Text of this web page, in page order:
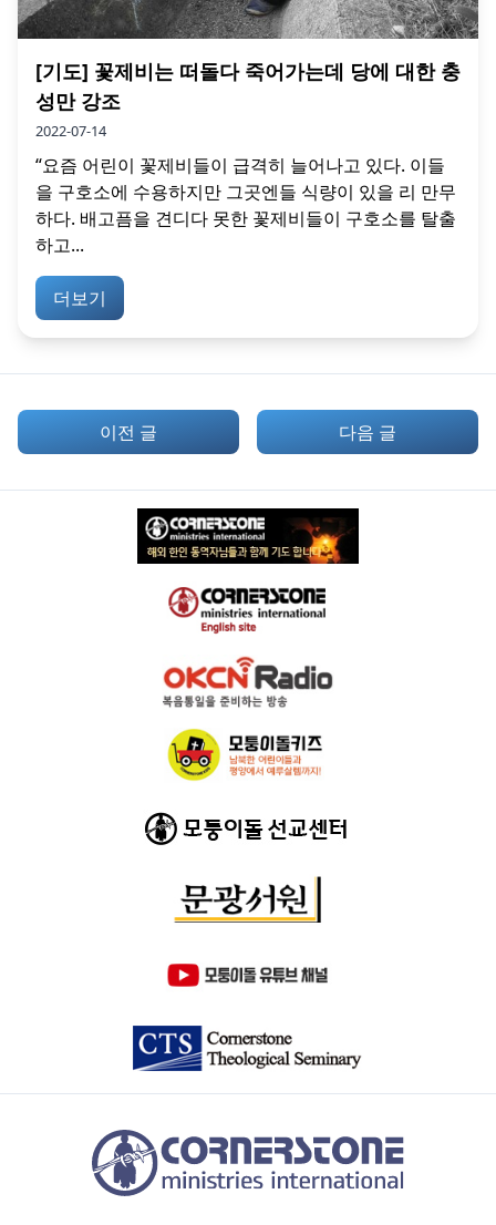
[기도] 꽃제비는 떠돌다 죽어가는데 당에 대한 충
성만 강조
2022-07-14
“요즘 어린이 꽃제비들이 급격히 늘어나고 있다. 이들
을 구호소에 수용하지만 그곳엔들 식량이 있을 리 만무
하다. 배고픔을 견디다 못한 꽃제비들이 구호소를 탈출
하고...
더보기
이전 글 다음 글